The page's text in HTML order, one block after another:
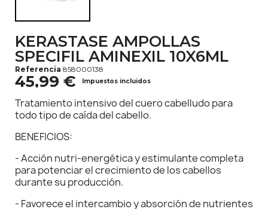
KERASTASE AMPOLLAS
SPECIFIL AMINEXIL 10X6ML
Referencia 858000138
45,99 € Impuestos incluidos
Tratamiento intensivo del cuero cabelludo para
todo tipo de caída del cabello.
BENEFICIOS:
- Acción nutri-energética y estimulante completa
para potenciar el crecimiento de los cabellos
durante su producción.
- Favorece el intercambio y absorción de nutrientes